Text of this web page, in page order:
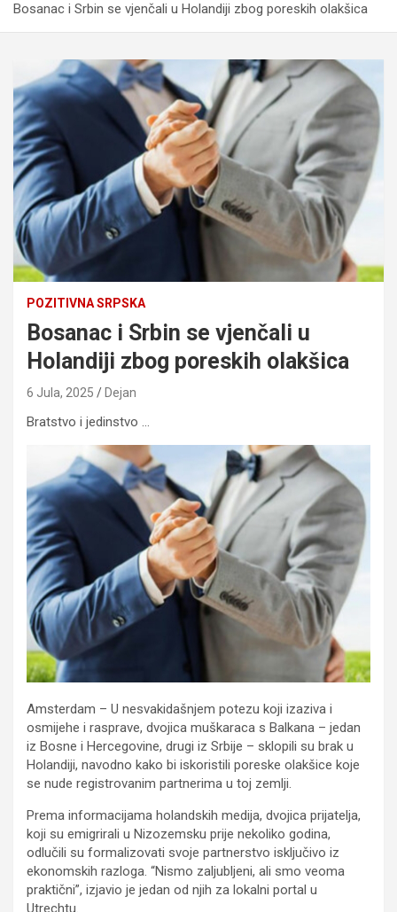
Bosanac i Srbin se vjenčali u Holandiji zbog poreskih olakšica
POZITIVNA SRPSKA
Bosanac i Srbin se vjenčali u
Holandiji zbog poreskih olakšica
6 Jula, 2025 Dejan
Bratstvo i jedinstvo …
Amsterdam – U nesvakidašnjem potezu koji izaziva i
osmijehe i rasprave, dvojica muškaraca s Balkana – jedan
iz Bosne i Hercegovine, drugi iz Srbije – sklopili su brak u
Holandiji, navodno kako bi iskoristili poreske olakšice koje
se nude registrovanim partnerima u toj zemlji.
Prema informacijama holandskih medija, dvojica prijatelja,
koji su emigrirali u Nizozemsku prije nekoliko godina,
odlučili su formalizovati svoje partnerstvo isključivo iz
ekonomskih razloga. “Nismo zaljubljeni, ali smo veoma
praktični”, izjavio je jedan od njih za lokalni portal u
Utrechtu.